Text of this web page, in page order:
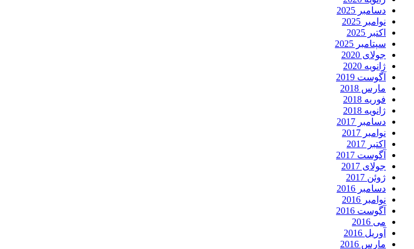
دسامبر 2025
نوامبر 2025
اکتبر 2025
سپتامبر 2025
جولای 2020
ژانویه 2020
آگوست 2019
مارس 2018
فوریه 2018
ژانویه 2018
دسامبر 2017
نوامبر 2017
اکتبر 2017
آگوست 2017
جولای 2017
ژوئن 2017
دسامبر 2016
نوامبر 2016
آگوست 2016
می 2016
آوریل 2016
مارس 2016